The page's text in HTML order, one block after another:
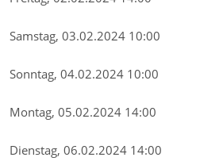
Samstag, 03.02.2024 10:00
Sonntag, 04.02.2024 10:00
Montag, 05.02.2024 14:00
Dienstag, 06.02.2024 14:00